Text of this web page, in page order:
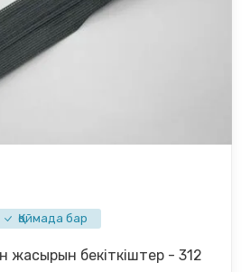
Қоймада бар
жасырын бекіткіштер - 312